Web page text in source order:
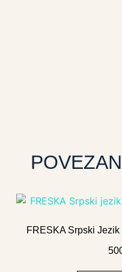
FRESKA Srpski